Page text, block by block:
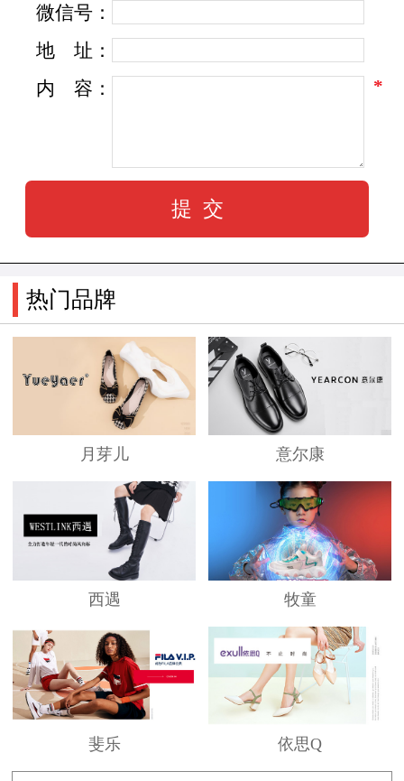
微信号：
地
址：
内
容： *
热门品牌
月芽儿 意尔康
西遇 牧童
斐乐 依思Q